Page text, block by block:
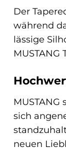
Der
während
lässige
sich
neuen